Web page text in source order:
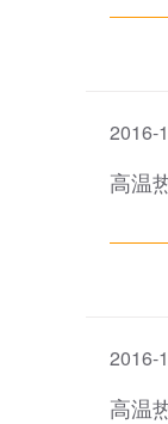
2016-
高温
2016-
高温